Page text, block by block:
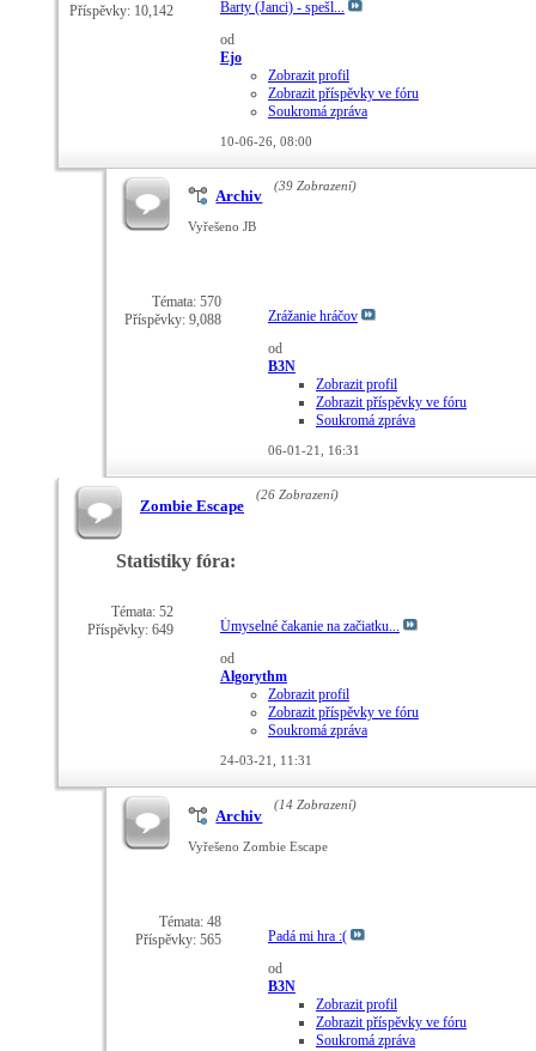
Příspěvky: 10,142
Barty (Janci) - spešl...
od
Ejo
Zobrazit profil
Zobrazit příspěvky ve fóru
Soukromá zpráva
10-06-26, 08:00
Archiv
(39 Zobrazení)
Vyřešeno JB
Témata: 570
Příspěvky: 9,088
Zrážanie hráčov
od
B3N
Zobrazit profil
Zobrazit příspěvky ve fóru
Soukromá zpráva
06-01-21, 16:31
Zombie Escape
(26 Zobrazení)
Statistiky fóra:
Témata: 52
Příspěvky: 649
Úmyselné čakanie na začiatku...
od
Algorythm
Zobrazit profil
Zobrazit příspěvky ve fóru
Soukromá zpráva
24-03-21, 11:31
Archiv
(14 Zobrazení)
Vyřešeno Zombie Escape
Témata: 48
Příspěvky: 565
Padá mi hra :(
od
B3N
Zobrazit profil
Zobrazit příspěvky ve fóru
Soukromá zpráva